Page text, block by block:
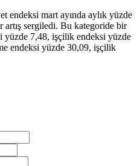
endeksi mart ayında aylık yüzde
artış sergiledi. Bu kategoride bir
yüzde 7,48, işçilik endeksi yüzde
endeksi yüzde 30,09, işçilik